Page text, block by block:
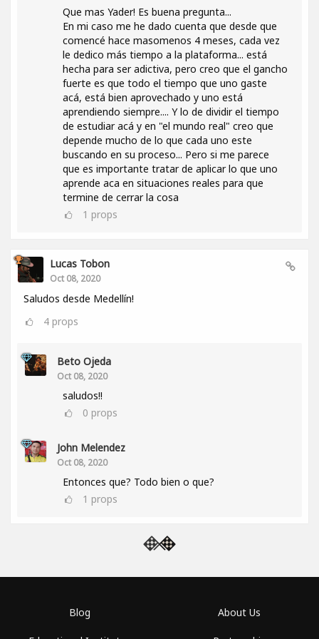
Que mas Yader! Es buena pregunta...
En mi caso me he dado cuenta que desde que
comencé hace masomenos 4 meses, cada vez
le dedico más tiempo a la plataforma... está
hecha para ser adictiva, pero creo que el gancho
fuerte es que todo el tiempo que uno gaste
acá, está bien aprovechado y uno está
aprendiendo siempre.... Y lo de dividir el tiempo
de estudiar acá y en "el mundo real" creo que
depende mucho de lo que cada uno este
buscando en su proceso... Pero si me parece
que es importante tratar de aplicar lo que uno
aprende aca en situaciones reales para que
termine de cerrar la cosa
1 props
Lucas Tobon
Oct 08, 2020
Saludos desde Medellín!
4 props
Beto Ojeda
Oct 08, 2020
saludos!!
0 props
John Melendez
Oct 08, 2020
Entonces que? Todo bien o que?
1 props
Blog About Us